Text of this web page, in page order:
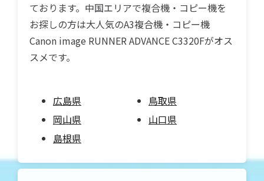
ております。中国エリアで複合機・コピー機を
お探しの方は大人気のA3複合機・コピー機
Canon image RUNNER ADVANCE C3320Fがオス
スメです。
広島県
岡山県
島根県
鳥取県
山口県